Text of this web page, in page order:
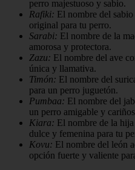
perro majestuoso y sabio.
Rafiki: El nombre del
original para tu perro.
Sarabi: El nombre de la
amorosa y protectora.
Zazu: El nombre del ave
única y llamativa.
Timón: El nombre del
para un perro juguetón.
Pumbaa: El nombre del
un perro amigable y
Kiara: El nombre de la
dulce y femenina para tu
Kovu: El nombre del león
opción fuerte y valiente